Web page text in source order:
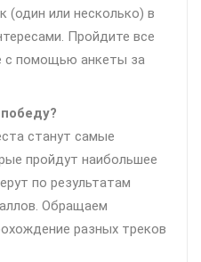
(один или несколько) в
Пройдите все
с помощью анкеты за
станут самые
пройдут наибольшее
по результатам
Обращаем
разных треков